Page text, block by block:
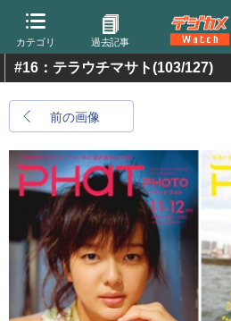
カテゴリ 過去記事
#16：テラウチマサト(103/127)
前の画像